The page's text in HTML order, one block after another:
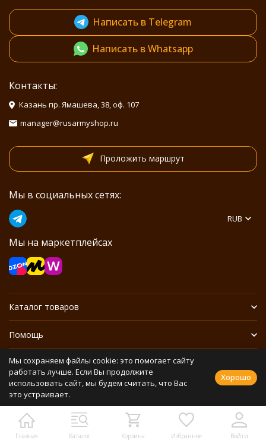
Главная Каталог Корзина Избранное Войти
Написать в Telegram
Написать в Whatsapp
Контакты:
Казань пр. Ямашева, 38, оф. 107
manager@rusarmyshop.ru
Проложить маршрут
Мы в социальных сетях:
Мы на маркетплейсах
RUB
Каталог товаров
Помощь
Информация
Политика персональных данных
Разработано в
bodysite.ru Webasyst —
Мы сохраняем файлы cookie: это помогает сайту
работать лучше. Если Вы продолжите
использовать сайт, мы будем считать, что Вас
это устраивает.
Хорошо